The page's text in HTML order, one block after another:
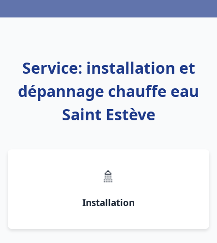
Service: installation et
dépannage chauffe eau
Saint Estève
🚿
Installation